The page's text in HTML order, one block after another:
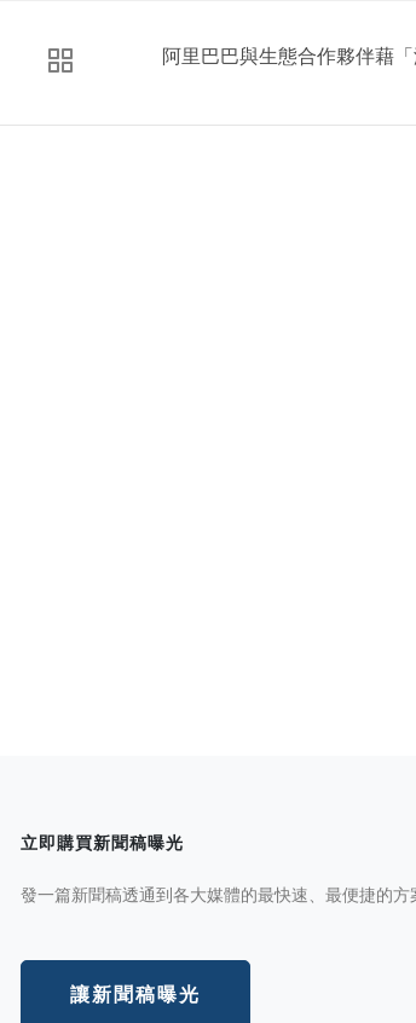
阿里巴巴與生態合作夥伴藉
立即購買新聞稿曝光
發一篇新聞稿透通到各大媒體的最快速、最便捷的方
讓新聞稿曝光